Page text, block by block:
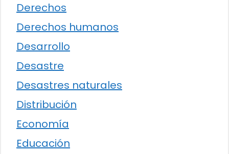
Derechos
Derechos humanos
Desarrollo
Desastre
Desastres naturales
Distribución
Economía
Educación